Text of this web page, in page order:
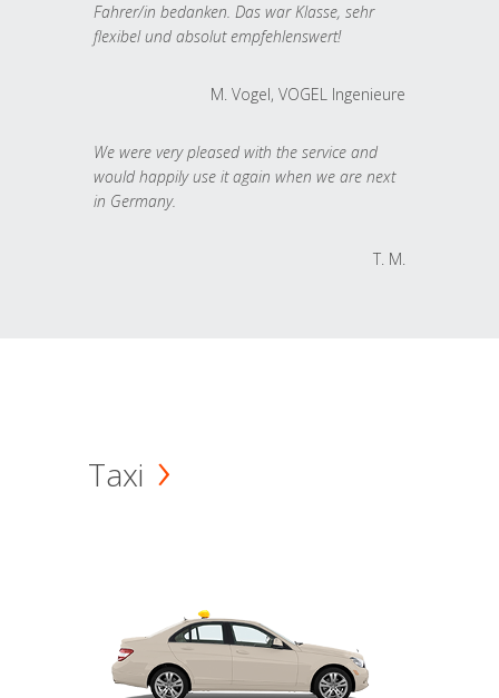
Fahrer/in bedanken. Das war Klasse, sehr
flexibel und absolut empfehlenswert!
M. Vogel, VOGEL Ingenieure
We were very pleased with the service and
would happily use it again when we are next
in Germany.
T. M.
Taxi